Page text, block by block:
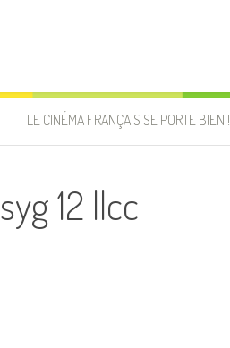
LE CINÉMA FRANÇAIS SE PORTE BIEN !
12 llcc